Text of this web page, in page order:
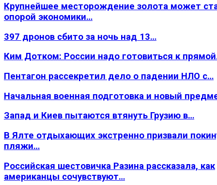
Крупнейшее месторождение золота может
опорой экономики…
397 дронов сбито за ночь над 13…
Ким Дотком: России надо готовиться к
Пентагон рассекретил дело о падении НЛО с…
Начальная военная подготовка и новый
Запад и Киев пытаются втянуть Грузию в…
В Ялте отдыхающих экстренно призвали
пляжи…
Российская шестовичка Разина рассказала, как
американцы сочувствуют…